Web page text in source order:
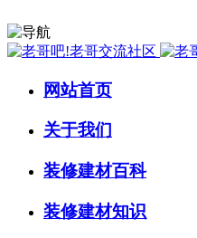
网站首页
关于我们
装修建材百科
装修建材知识